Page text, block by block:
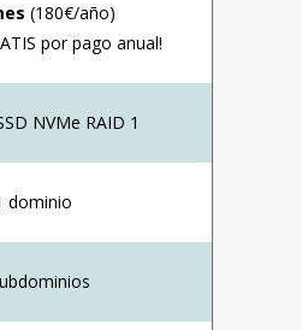
(180€/año)
por pago anual!
NVMe RAID 1
dominio